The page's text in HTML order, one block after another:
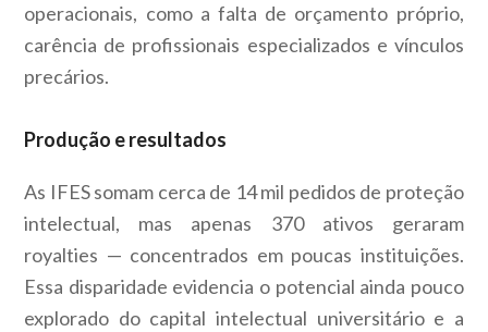
operacionais, como a falta de orçamento próprio,
carência de profissionais especializados e vínculos
precários.
Produção e resultados
As IFES somam cerca de 14 mil pedidos de proteção
intelectual, mas apenas 370 ativos geraram
royalties — concentrados em poucas instituições.
Essa disparidade evidencia o potencial ainda pouco
explorado do capital intelectual universitário e a